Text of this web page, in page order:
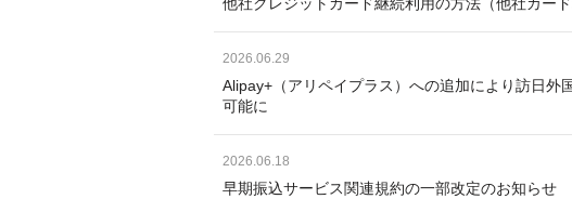
2026.06.29
Alipay+（アリペイプラス）への追加により訪日外
可能に
2026.06.18
早期振込サービス関連規約の一部改定のお知らせ